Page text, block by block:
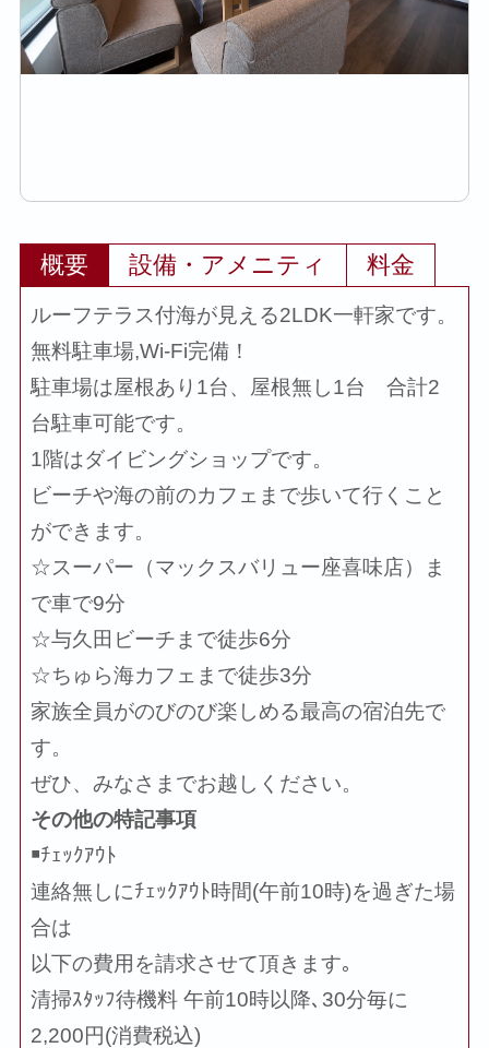
概要 設備・アメニティ 料金
ルーフテラス付海が見える2LDK一軒家です。
無料駐車場,Wi-Fi完備！
駐車場は屋根あり1台、屋根無し1台 合計2
台駐車可能です。
1階はダイビングショップです。
ビーチや海の前のカフェまで歩いて行くこと
ができます。
☆スーパー（マックスバリュー座喜味店）ま
で車で9分
☆与久田ビーチまで徒歩6分
☆ちゅら海カフェまで徒歩3分
家族全員がのびのび楽しめる最高の宿泊先で
す。
ぜひ、みなさまでお越しください。
その他の特記事項
￭ﾁｪｯｸｱｳﾄ
連絡無しにﾁｪｯｸｱｳﾄ時間(午前10時)を過ぎた場
合は
以下の費用を請求させて頂きます｡
清掃ｽﾀｯﾌ待機料 午前10時以降､30分毎に
2,200円(消費税込)